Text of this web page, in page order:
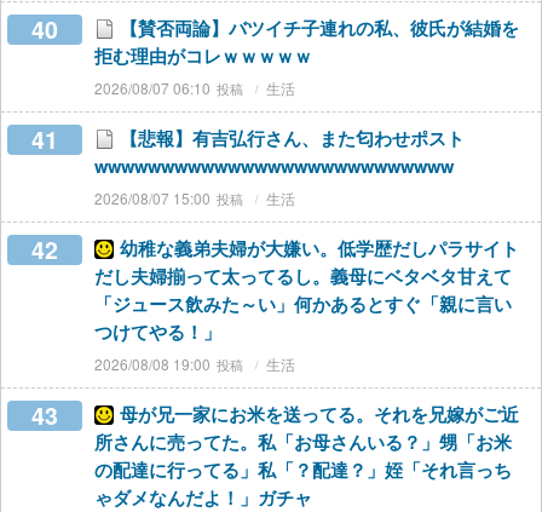
40
【賛否両論】バツイチ子連れの私、彼氏が結婚を
拒む理由がコレｗｗｗｗｗ
2026/08/07 06:10 生活
41
【悲報】有吉弘行さん、また匂わせポスト
wwwwwwwwwwwwwwwwwwwwwwwwwww
2026/08/07 15:00 生活
42
幼稚な義弟夫婦が大嫌い。低学歴だしパラサイト
だし夫婦揃って太ってるし。義母にベタベタ甘えて
「ジュース飲みた～い」何かあるとすぐ「親に言い
つけてやる！」
2026/08/08 19:00 生活
43
母が兄一家にお米を送ってる。それを兄嫁がご近
所さんに売ってた。私「お母さんいる？」甥「お米
の配達に行ってる」私「？配達？」姪「それ言っち
ゃダメなんだよ！」ガチャ